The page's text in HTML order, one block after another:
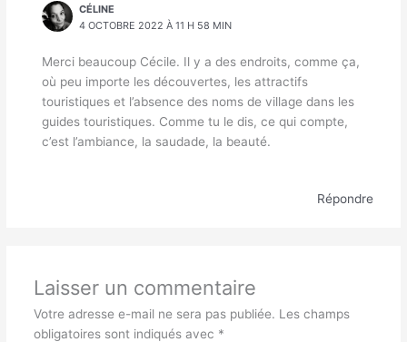
CÉLINE
4 OCTOBRE 2022 À 11 H 58 MIN
Merci beaucoup Cécile. Il y a des endroits, comme ça,
où peu importe les découvertes, les attractifs
touristiques et l’absence des noms de village dans les
guides touristiques. Comme tu le dis, ce qui compte,
c’est l’ambiance, la saudade, la beauté.
Répondre
Laisser un commentaire
Votre adresse e-mail ne sera pas publiée. Les champs
obligatoires sont indiqués avec *